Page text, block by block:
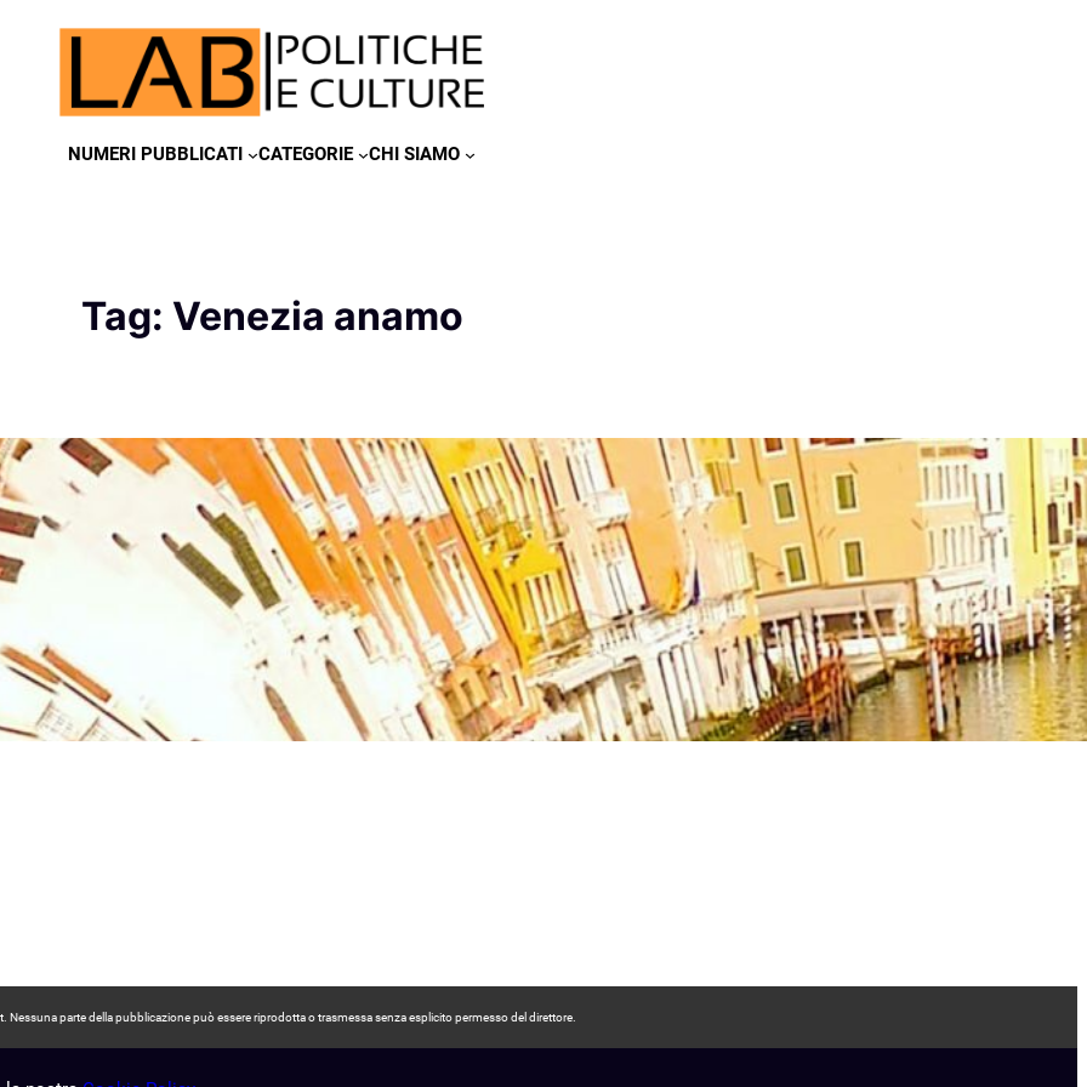
NUMERI PUBBLICATI CATEGORIE CHI SIAMO
Tag: Venezia anamo
parte della pubblicazione può essere riprodotta o trasmessa senza esplicito permesso del direttore.